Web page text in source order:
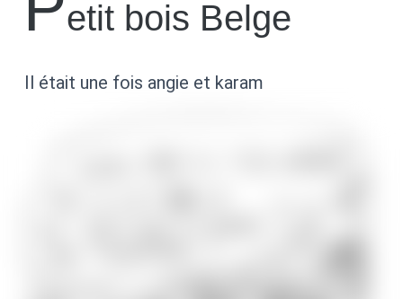
etit bois Belge
Il était une fois angie et karam